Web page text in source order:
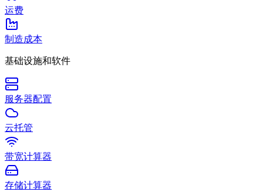
运费
制造成本
基础设施和软件
服务器配置
云托管
带宽计算器
存储计算器